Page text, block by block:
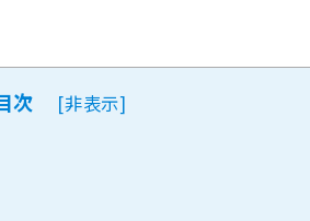
次 [非表示]